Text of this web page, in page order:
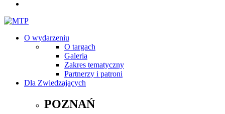
O wydarzeniu
O targach
Galeria
Zakres tematyczny
Partnerzy i patroni
Dla Zwiedzających
POZNAŃ